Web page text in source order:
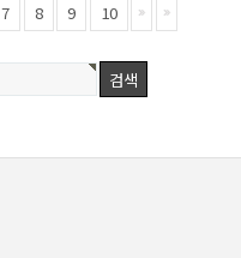
7 8 9 10